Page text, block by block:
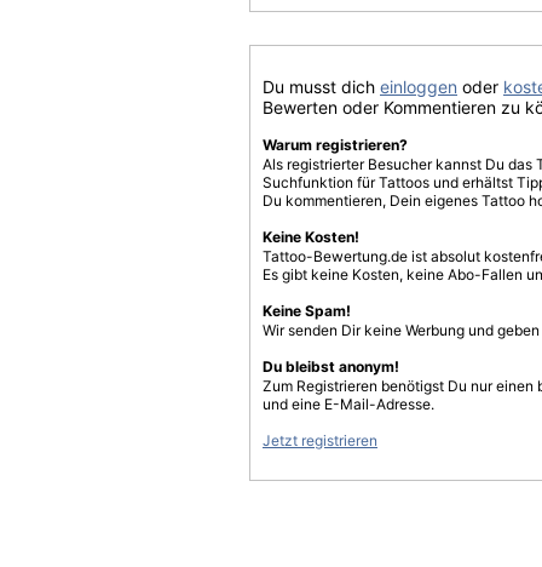
Du musst dich einloggen oder
Bewerten oder Kommentieren zu
Warum registrieren?
Als registrierter Besucher kannst Du
Suchfunktion für Tattoos und erhältst
Du kommentieren, Dein eigenes Tattoo
Keine Kosten!
Tattoo-Bewertung.de ist absolut
Es gibt keine Kosten, keine Abo-Fallen
Keine Spam!
Wir senden Dir keine Werbung und
Du bleibst anonym!
Zum Registrieren benötigst Du nur einen
und eine E-Mail-Adresse.
Jetzt registrieren